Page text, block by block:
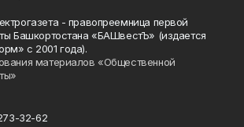
- правопреемница первой
Башкортостана «БАШвестЪ» (издается
с 2001 года).
материалов «Общественной
32-62